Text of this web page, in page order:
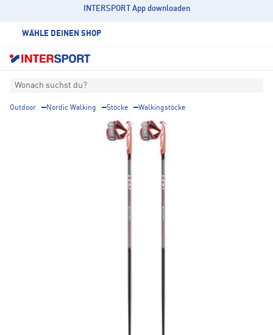
INTERSPORT App downloaden
WÄHLE DEINEN SHOP
Wonach suchst du?
Outdoor Nordic Walking Stöcke Walkingstöcke